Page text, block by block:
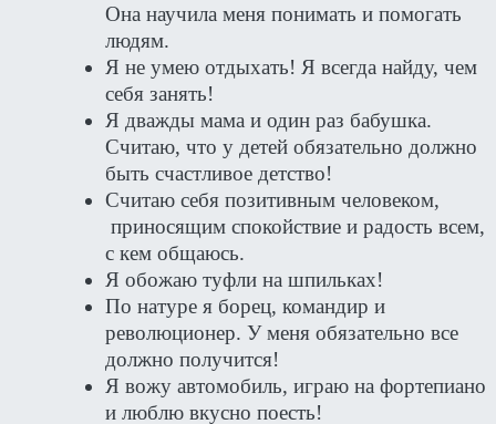
Она научила меня понимать и помогать
людям.
Я не умею отдыхать! Я всегда найду, чем
себя занять!
Я дважды мама и один раз бабушка.
Считаю, что у детей обязательно должно
быть счастливое детство!
Считаю себя позитивным человеком,
приносящим спокойствие и радость всем,
с кем общаюсь.
Я обожаю туфли на шпильках!
По натуре я борец, командир и
революционер. У меня обязательно все
должно получится!
Я вожу автомобиль, играю на фортепиано
и люблю вкусно поесть!